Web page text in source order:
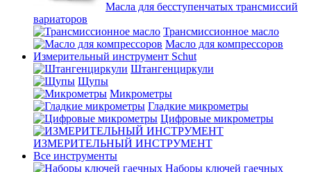
Масла для бесступенчатых трансмиссий
вариаторов
Трансмиссионное масло
Масло для компрессоров
Измерительный инструмент Schut
Штангенциркули
Щупы
Микрометры
Гладкие микрометры
Цифровые микрометры
ИЗМЕРИТЕЛЬНЫЙ ИНСТРУМЕНТ
Все инструменты
Наборы ключей гаечных